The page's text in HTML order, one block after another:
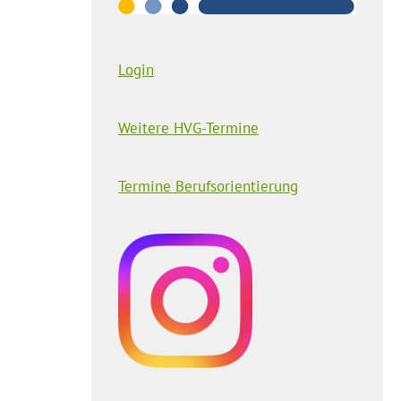
Login
Weitere HVG-Termine
Termine Berufsorientierung